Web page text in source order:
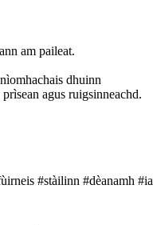
am paileat.
dhuinn
agus ruigsinneachd.
#stàilinn #dèanamh